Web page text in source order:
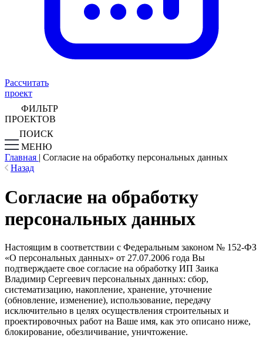
Рассчитать
проект
ФИЛЬТР
ПРОЕКТОВ
ПОИСК
МЕНЮ
Главная | Согласие на обработку персональных данных
Назад
Согласие на обработку
персональных данных
Настоящим в соответствии с Федеральным законом № 152-ФЗ
«О персональных данных» от 27.07.2006 года Вы
подтверждаете свое согласие на обработку ИП Заика
Владимир Сергеевич персональных данных: сбор,
систематизацию, накопление, хранение, уточнение
(обновление, изменение), использование, передачу
исключительно в целях осуществления строительных и
проектировочных работ на Ваше имя, как это описано ниже,
блокирование, обезличивание, уничтожение.